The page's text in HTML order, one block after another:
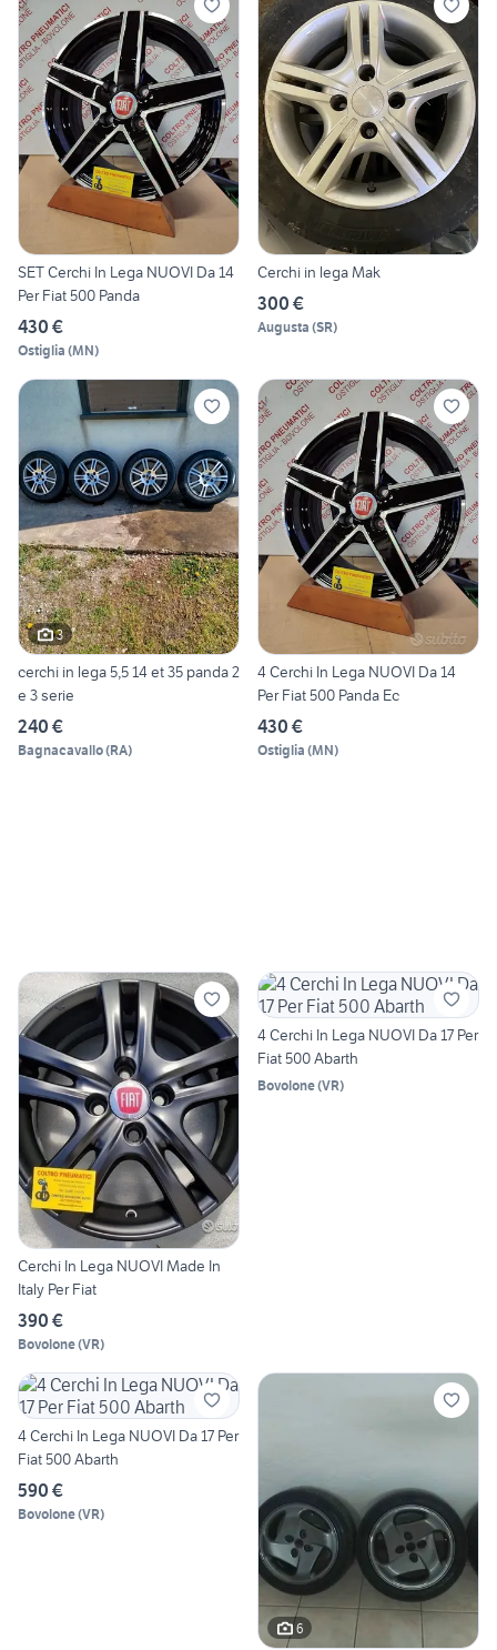
SET Cerchi In Lega NUOVI Da 14
Per Fiat 500 Panda
430 €
Ostiglia (MN)
Cerchi in lega Mak
300 €
Augusta (SR)
3
cerchi in lega 5,5 14 et 35 panda 2
e 3 serie
240 €
Bagnacavallo(RA)
4 Cerchi In Lega NUOVI Da 14
Per Fiat 500 Panda Ec
430 €
Ostiglia (MN)
Cerchi In Lega NUOVI Made In
Italy Per Fiat
390 €
Bovolone(VR)
4 Cerchi In Lega NUOVI Da 17 Per
Fiat 500 Abarth
Bovolone(VR)
4 Cerchi In Lega NUOVI Da 17 Per
Fiat 500 Abarth
590 €
Bovolone(VR)
6